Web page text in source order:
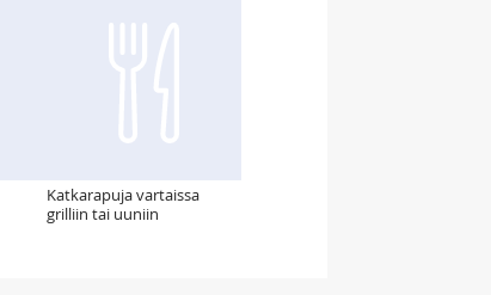
Katkarapuja vartaissa
grilliin tai uuniin